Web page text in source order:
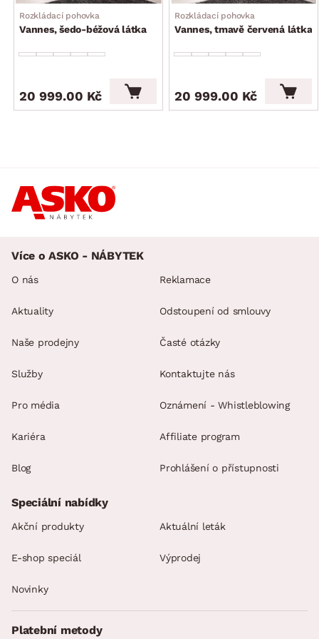
funkce rozkladu na příležitostné lůžko: plocha 144×194 cm
(sklápěcí typ rozkladu – příležitostné lůžko snadno vznikne
Rozkládací pohovka
Vannes, šedo-béžová látka
20 999.00 Kč
Rozkládací pohovka
Vannes, tmavě červená látka
20 999.00 Kč
Více o ASKO - NÁBYTEK
O nás
Aktuality
Naše prodejny
Služby
Pro média
Kariéra
Blog
Reklamace
Odstoupení od smlouvy
Časté otázky
Kontaktujte nás
Oznámení - Whistleblowing
Affiliate program
Prohlášení o přístupnosti
Speciální nabídky
Akční produkty Aktuální leták
E-shop speciál Výprodej
Novinky
Platební metody